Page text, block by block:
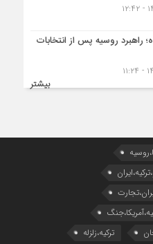
راهبرد روسیه پس از انتخابات
بیشتر
ترکیه،زلزله